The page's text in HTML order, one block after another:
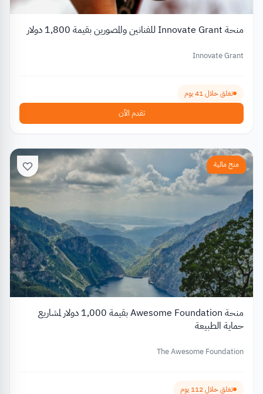
منحة Innovate Grant للفنانين والمصورين بقيمة 1,800 دولار
Innovate Grant
تغلق خلال 41 يوم
تقدم الآن
منح مالية
منحة Awesome Foundation بقيمة 1,000 دولار لمشاريع
حماية الطبيعة
The Awesome Foundation
تغلق خلال 112 يوم